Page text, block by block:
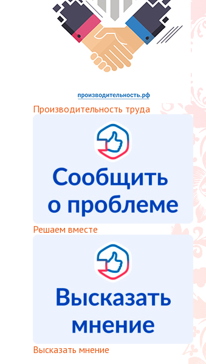
Производительность труда
Решаем вместе
Высказать мнение